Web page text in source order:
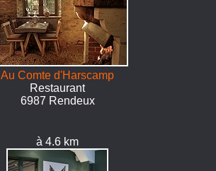
Au Comte d'Harscamp
Restaurant
6987 Rendeux
à 4.6 km